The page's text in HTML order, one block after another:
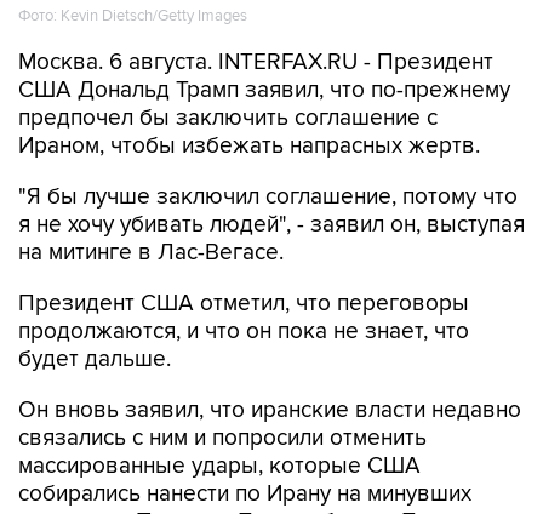
Фото: Kevin Dietsch/Getty Images
Москва. 6 августа. INTERFAX.RU - Президент
США Дональд Трамп заявил, что по-прежнему
предпочел бы заключить соглашение с
Ираном, чтобы избежать напрасных жертв.
"Я бы лучше заключил соглашение, потому что
я не хочу убивать людей", - заявил он, выступая
на митинге в Лас-Вегасе.
Президент США отметил, что переговоры
продолжаются, и что он пока не знает, что
будет дальше.
Он вновь заявил, что иранские власти недавно
связались с ним и попросили отменить
массированные удары, которые США
собирались нанести по Ирану на минувших